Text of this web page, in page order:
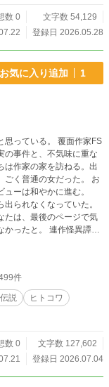
数 0
文字数 54,129
登録日 2026.05.28
お気に入り追加 1
思っている。 覆面作家FS
の事件と、不気味に重な
は作家の家を訪ねる。出
ごく普通の女だった。 お
ーは和やかに進む。
られなくなっていた。
たは、最後のページで気
かったと。 連作怪異譚、
件
説
ヒトコワ
数 0
文字数 127,602
登録日 2026.07.04